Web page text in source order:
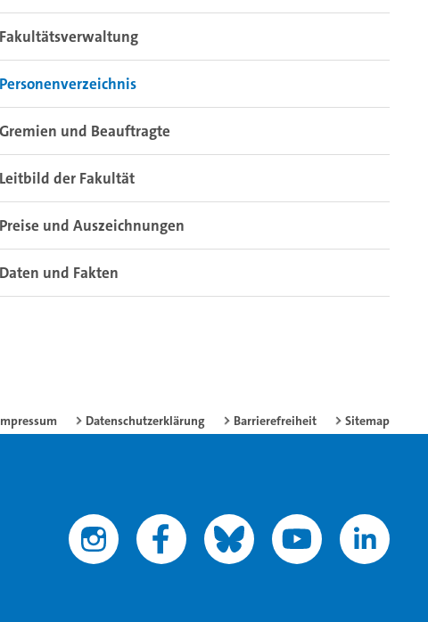
Fakultätsverwaltung
Personenverzeichnis
Gremien und Beauftragte
Leitbild der Fakultät
Preise und Auszeichnungen
Daten und Fakten
Datenschutzerklärung Barrierefreiheit Sitemap